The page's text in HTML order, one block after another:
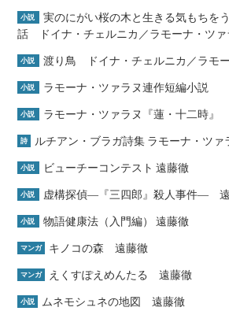
小説
実のにがい桜の木と生きる気もちを
話 ドイナ・チェルニカ／ラモーナ・ツァ
小説 渡り鳥 ドイナ・チェルニカ／ラモ
小説 ラモーナ・ツァラヌ連作短編小説
小説 ラモーナ・ツァラヌ『蓮・十二時』
詩 ルチアン・ブラガ詩集 ラモーナ・ツァ
小説 ビューチーコンテスト 遠藤徹
小説 虚構探偵―『三四郎』殺人事件―
小説 物語健康法（入門編） 遠藤徹
マンガ キノコの森 遠藤徹
マンガ えくすぽえめんたる 遠藤徹
小説 ムネモシュネの地図 遠藤徹